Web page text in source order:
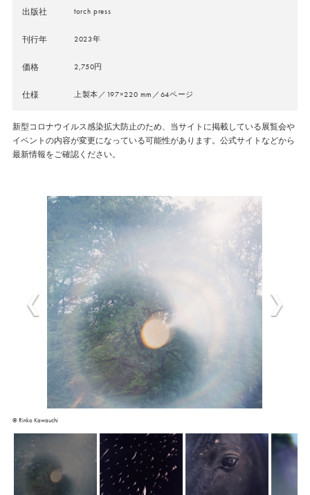
出版社 torch press
刊行年 2023年
価格 2,750円
仕様 上製本／197×220 mm／64ページ
新型コロナウイルス感染拡大防止のため、当サイトに掲載している展覧会や
イベントの内容が変更になっている可能性があります。公式サイトなどから
最新情報をご確認ください。
©︎ Rinko Kawauchi